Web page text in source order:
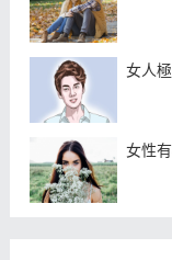
女人
女性